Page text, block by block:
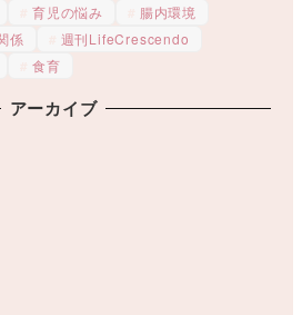
育児の悩み
腸内環境
係
週刊LifeCrescendo
食育
アーカイブ